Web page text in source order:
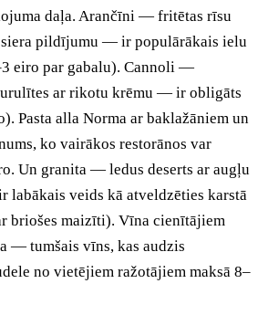
daļa. Arančīni — fritētas rīsu
siera pildījumu — ir populārākais ielu
eiro par gabalu). Cannoli —
ar rikotu krēmu — ir obligāts
Pasta alla Norma ar baklažāniem un
ko vairākos restorānos var
Un granita — ledus deserts ar augļu
labākais veids kā atveldzēties karstā
briošes maizīti). Vīna cienītājiem
— tumšais vīns, kas audzis
no vietējiem ražotājiem maksā 8–